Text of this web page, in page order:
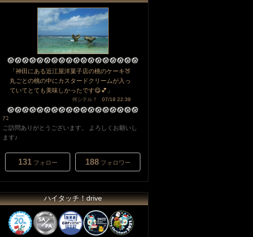
「神田にある近江屋洋菓子店の桃のケーキ🍑
丸ごとの桃の中にカスタードクリームが入っ
ていてとても美味しかったです😋💕」
何シテル？ 07/18 22:39
ｱｺ
ご訪問ありがとうございます。 よろしくお願いし
ます♪
131フォロー 188フォロワー
ハイタッチ！drive